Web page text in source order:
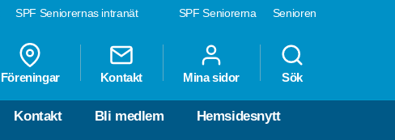
SPF Seniorerna Senioren
SPF Seniorernas intranät
Föreningar Kontakt Mina sidor Sök
Kontakt Bli medlem Hemsidesnytt